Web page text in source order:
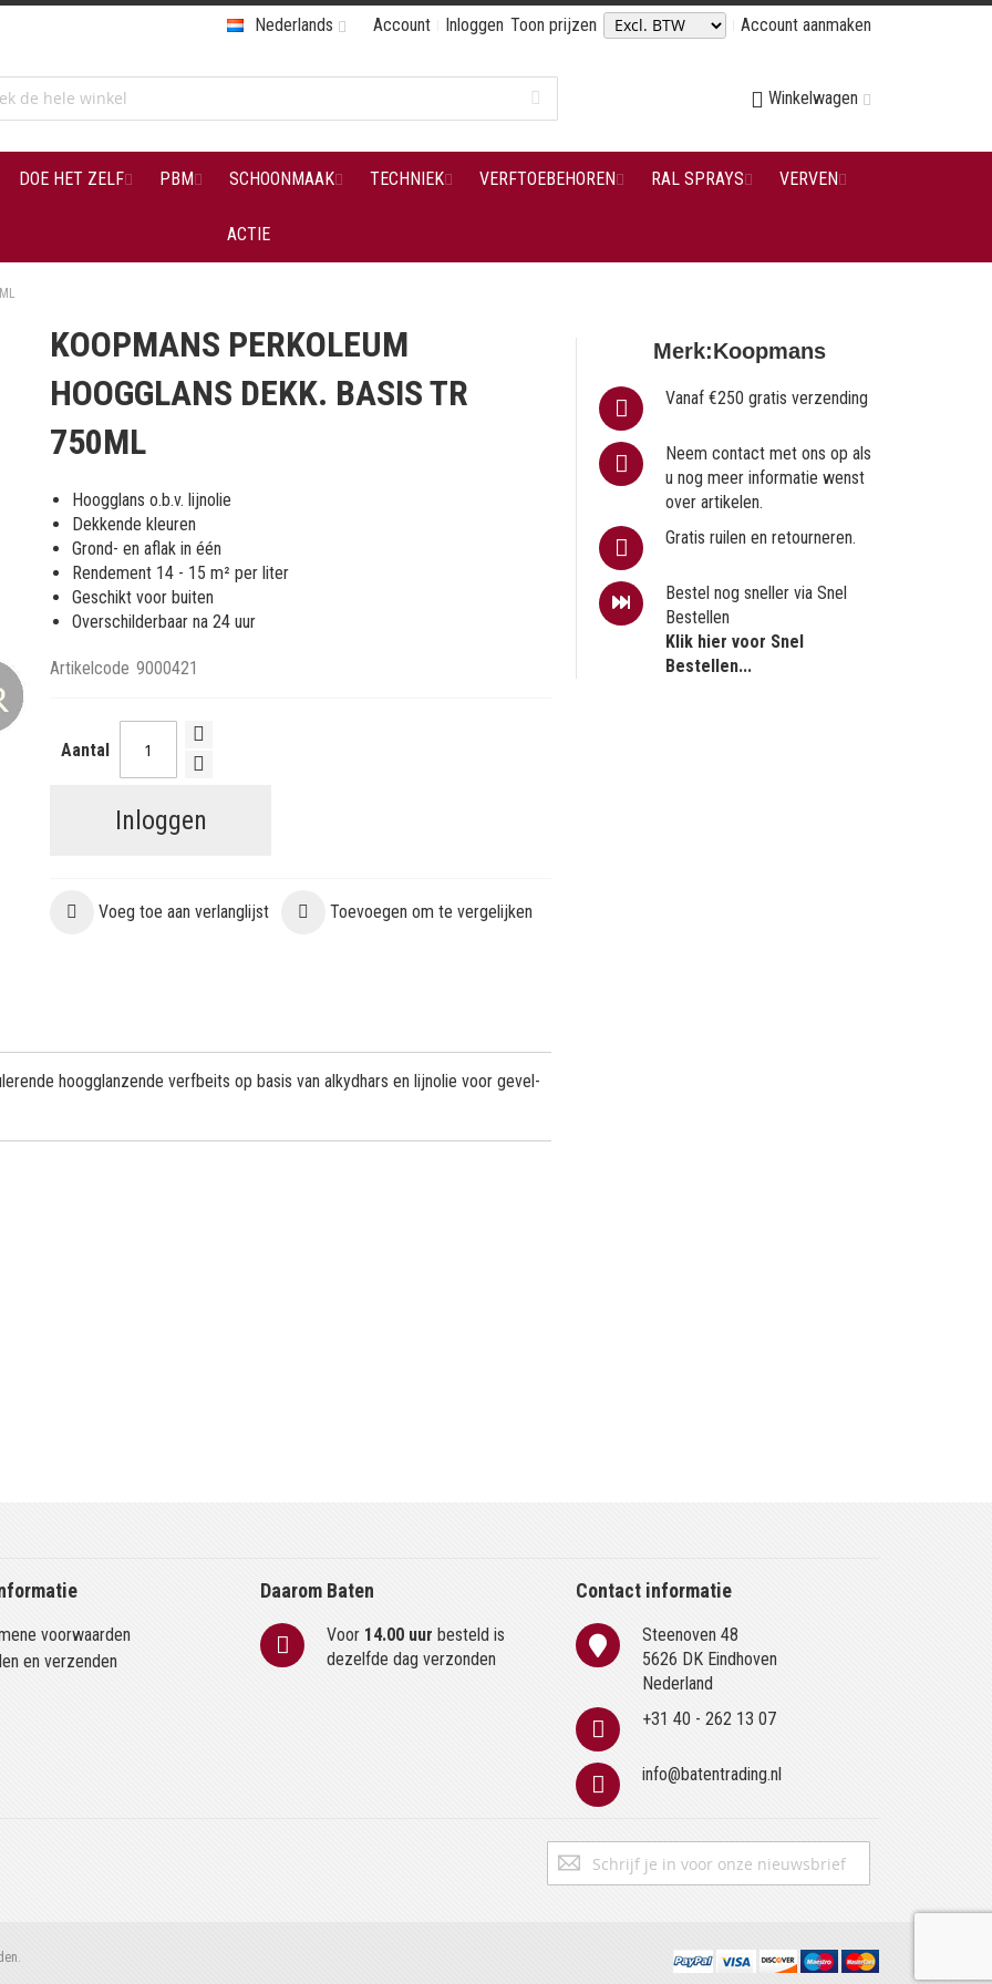
Account Inloggen Toon prijzen Account aanmaken
Nederlands
Winkelwagen
DOE HET ZELF PBM SCHOONMAAK TECHNIEK VERFTOEBEHOREN RAL SPRAYS VERVEN
ACTIE
KOOPMANS PERKOLEUM
HOOGGLANS DEKK. BASIS TR
750ML
Hoogglans o.b.v. lijnolie
Dekkende kleuren
Grond- en aflak in één
Rendement 14 - 15 m² per liter
Geschikt voor buiten
Overschilderbaar na 24 uur
Artikelcode 9000421
Aantal
Inloggen
Voeg toe aan verlanglijst Toevoegen om te vergelijken
Merk:Koopmans
Vanaf €250 gratis verzending
Neem contact met ons op als
u nog meer informatie wenst
over artikelen.
Gratis ruilen en retourneren.
Bestel nog sneller via Snel
Bestellen
Klik hier voor Snel
Bestellen...
hoogglanzende verfbeits op basis van alkydhars en lijnolie voor gevel-
voorwaarden
en verzenden
Daarom Baten
Voor 14.00 uur besteld is
dezelfde dag verzonden
Contact informatie
Steenoven 48
5626 DK Eindhoven
Nederland
+31 40 - 262 13 07
info@batentrading.nl
Abonneer